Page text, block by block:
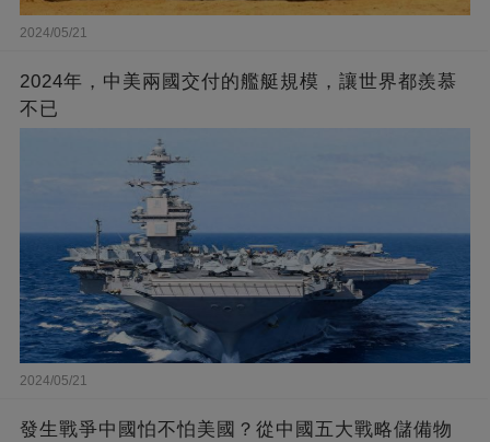
2024/05/21
2024年，中美兩國交付的艦艇規模，讓世界都羨慕
不已
2024/05/21
發生戰爭中國怕不怕美國？從中國五大戰略儲備物